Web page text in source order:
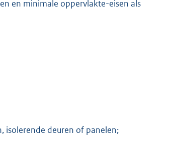
en minimale oppervlakte-eisen als
isolerende deuren of panelen;